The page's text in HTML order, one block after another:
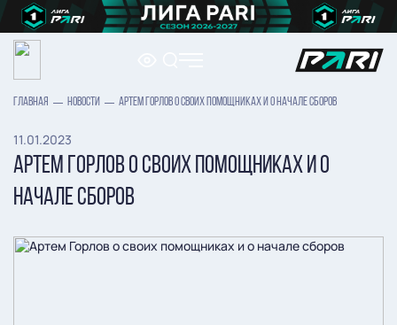
ГЛАВНАЯ НОВОСТИ АРТЕМ ГОРЛОВ О СВОИХ ПОМОЩНИКАХ И О НАЧАЛЕ СБОРОВ
11.01.2023
АРТЕМ ГОРЛОВ О СВОИХ ПОМОЩНИКАХ И О
НАЧАЛЕ СБОРОВ